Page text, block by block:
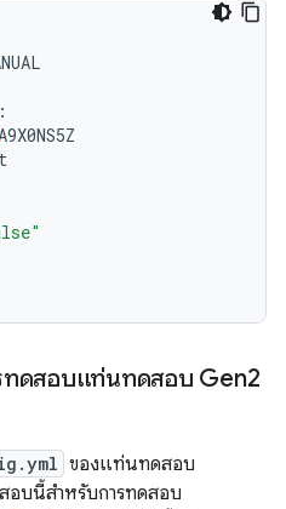
:
ทดสอบแท่นทดสอบ Gen2
ของแท่นทดสอบ
บนี้สำหรับการทดสอบ